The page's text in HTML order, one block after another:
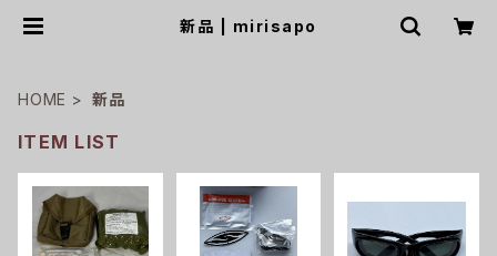
新品 | mirisapo
HOME 新品
ITEM LIST